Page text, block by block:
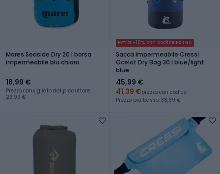
Mares Seaside Dry 20 l borsa
impermeabile blu chiaro
18,99 €
Prezzo consigliato dal produttore:
26,99 €
Extra -10% con codice EXTRA
Sacca impermeabile Cressi
Ocelot Dry Bag 30 l blue/light
blue
45,99 €
41,39 €prezzo con codice
Prezzo più basso: 38,69 €